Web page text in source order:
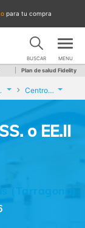
para tu compra
BUSCAR MENU
Plan de salud Fidelity
EE.II Centro Médico Posit Salud
o EE.II
(Tarragona)